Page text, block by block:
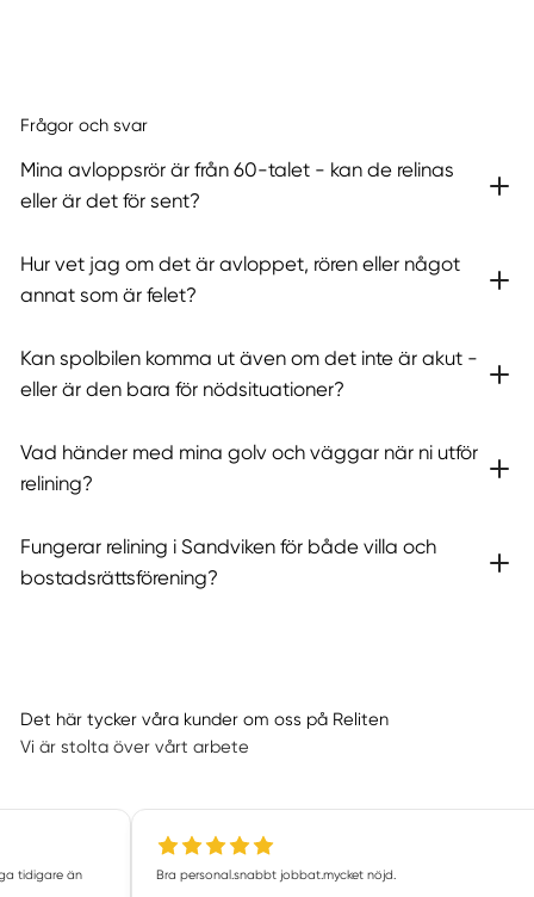
Frågor och svar
Mina avloppsrör är från 60-talet - kan de relinas
eller är det för sent?
Hur vet jag om det är avloppet, rören eller något
annat som är felet?
Kan spolbilen komma ut även om det inte är akut -
eller är den bara för nödsituationer?
Vad händer med mina golv och väggar när ni utför
relining?
Fungerar relining i Sandviken för både villa och
bostadsrättsförening?
Det här tycker våra kunder om oss på Reliten
Vi är stolta över vårt arbete
tidigare än Bra personal.snabbt jobbat.mycket nöjd.